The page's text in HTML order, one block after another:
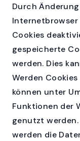
Durch
Internetbrowser
Cookies
gespeicherte
werden. Dies
Werden
können unter
Funktionen der
genutzt
werden die